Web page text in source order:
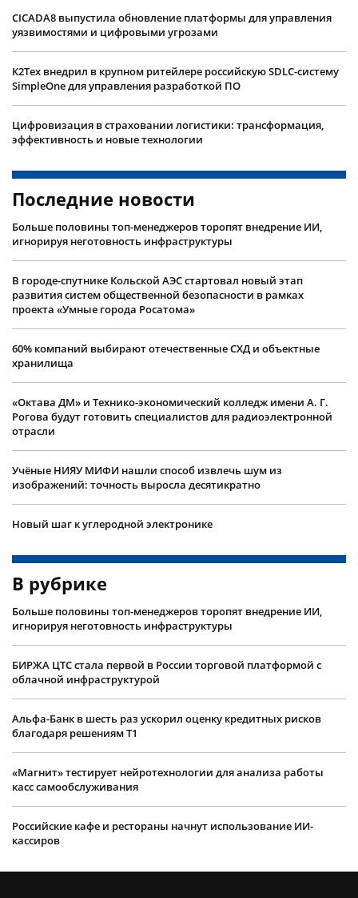
CICADA8 выпустила обновление платформы для управления
уязвимостями и цифровыми угрозами
К2Тех внедрил в крупном ритейлере российскую SDLC-систему
SimpleOne для управления разработкой ПО
Цифровизация в страховании логистики: трансформация,
эффективность и новые технологии
Последние новости
Больше половины топ-менеджеров торопят внедрение ИИ,
игнорируя неготовность инфраструктуры
В городе-спутнике Кольской АЭС стартовал новый этап
развития систем общественной безопасности в рамках
проекта «Умные города Росатома»
60% компаний выбирают отечественные СХД и объектные
хранилища
«Октава ДМ» и Технико-экономический колледж имени А. Г.
Рогова будут готовить специалистов для радиоэлектронной
отрасли
Учëные НИЯУ МИФИ нашли способ извлечь шум из
изображений: точность выросла десятикратно
Новый шаг к углеродной электронике
В рубрике
Больше половины топ-менеджеров торопят внедрение ИИ,
игнорируя неготовность инфраструктуры
БИРЖА ЦТС стала первой в России торговой платформой с
облачной инфраструктурой
Альфа-Банк в шесть раз ускорил оценку кредитных рисков
благодаря решениям Т1
«Магнит» тестирует нейротехнологии для анализа работы
касс самообслуживания
Российские кафе и рестораны начнут использование ИИ-
кассиров